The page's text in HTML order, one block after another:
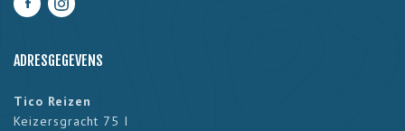
ADRESGEGEVENS
Tico Reizen
Keizersgracht 75 I